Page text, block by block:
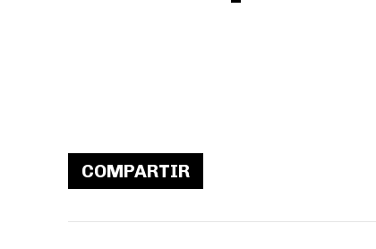
COMPARTIR